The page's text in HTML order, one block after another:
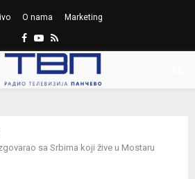
O nama Marketing
Facebook
Youtube
Rss
sa Srbima koji žive u Mostaru